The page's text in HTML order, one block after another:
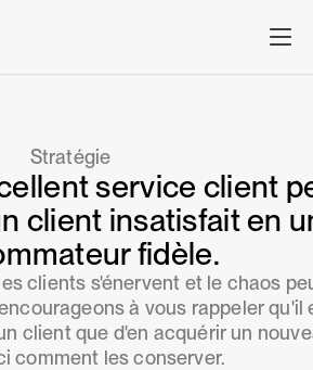
Stratégie
service client
client insatisfait en
fidèle.
clients s'énervent et le chaos
à vous rappeler qu'il
client que d'en acquérir un
comment les conserver.